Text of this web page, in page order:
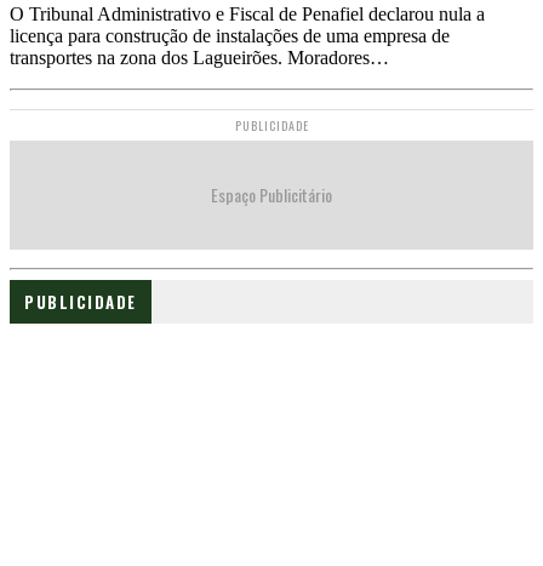
O Tribunal Administrativo e Fiscal de Penafiel declarou nula a
licença para construção de instalações de uma empresa de
transportes na zona dos Lagueirões. Moradores…
PUBLICIDADE
Espaço Publicitário
PUBLICIDADE